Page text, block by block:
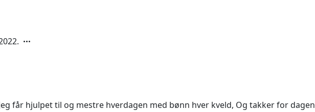
får hjulpet til og mestre hverdagen med bønn hver kveld, Og takker for dagen